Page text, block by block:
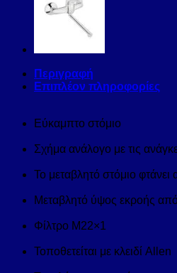
Περιγραφή
Επιπλέον πληροφορίες
Εύκαμπτο στόμιο
Σχήμα ανάλογο με τις
Το μεταβλητό στόμιο
Μεταβλητό ύψος εκροής
Φίλτρο Μ22×1
Τοποθετείται με κλειδί Allen